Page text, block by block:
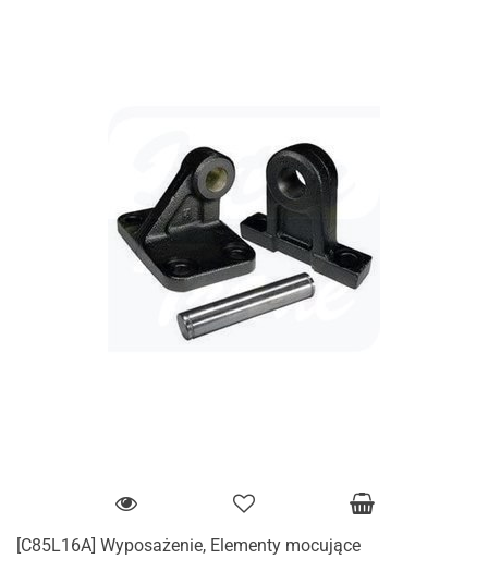
[C85L16A] Wyposażenie, Elementy mocujące